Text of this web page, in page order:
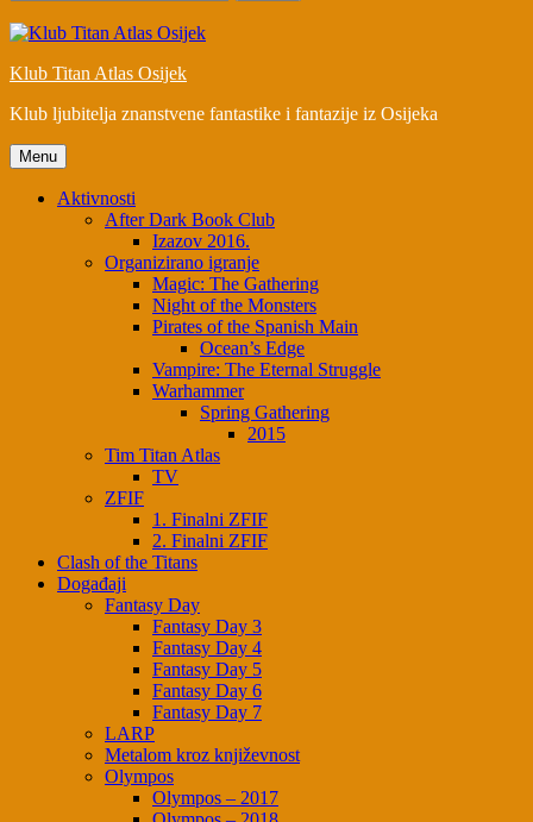
Klub Titan Atlas Osijek
Klub ljubitelja znanstvene fantastike i fantazije iz Osijeka
Menu
Aktivnosti
After Dark Book Club
Izazov 2016.
Organizirano igranje
Magic: The Gathering
Night of the Monsters
Pirates of the Spanish Main
Ocean’s Edge
Vampire: The Eternal Struggle
Warhammer
Spring Gathering
2015
Tim Titan Atlas
TV
ZFIF
1. Finalni ZFIF
2. Finalni ZFIF
Clash of the Titans
Događaji
Fantasy Day
Fantasy Day 3
Fantasy Day 4
Fantasy Day 5
Fantasy Day 6
Fantasy Day 7
LARP
Metalom kroz književnost
Olympos
Olympos – 2017